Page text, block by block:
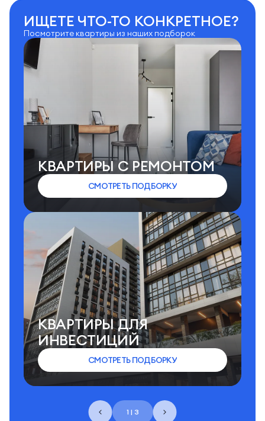
ИЩЕТЕ ЧТО-ТО КОНКРЕТНОЕ?
Посмотрите квартиры из наших подборок
1 | 3
КВАРТИРЫ C РЕМОНТОМ
СМОТРЕТЬ ПОДБОРКУ
КВАРТИРЫ ДЛЯ
ИНВЕСТИЦИЙ
СМОТРЕТЬ ПОДБОРКУ